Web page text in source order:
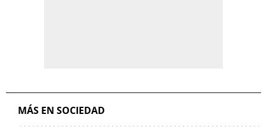
MÁS EN SOCIEDAD